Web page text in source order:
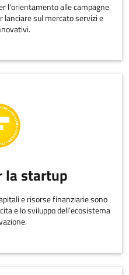
l'orientamento alle campagne
lanciare sul mercato servizi e
la startup
e risorse finanziarie sono
e lo sviluppo dell’ecosistema